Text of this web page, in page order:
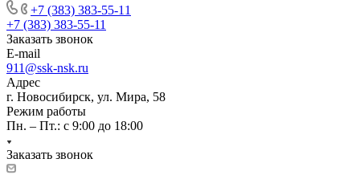
+7 (383) 383-55-11
+7 (383) 383-55-11
Заказать звонок
E-mail
911@ssk-nsk.ru
Адрес
г. Новосибирск, ул. Мира, 58
Режим работы
Пн. – Пт.: с 9:00 до 18:00
Заказать звонок